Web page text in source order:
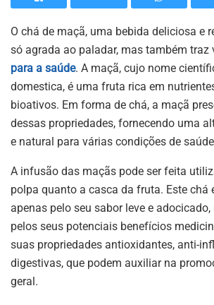
O chá de maçã, uma bebida deliciosa e
só agrada ao paladar, mas também traz
para a saúde. A maçã, cujo nome
domestica, é uma fruta rica em
bioativos. Em forma de chá, a maçã
dessas propriedades, fornecendo uma
e natural para várias condições de
A infusão das maçãs pode ser feita
polpa quanto a casca da fruta. Este chá
apenas pelo seu sabor leve e
pelos seus potenciais benefícios
suas propriedades antioxidantes, anti-
digestivas, que podem auxiliar na
geral.